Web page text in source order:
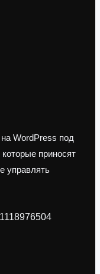
WordPress под
приносят
управлять